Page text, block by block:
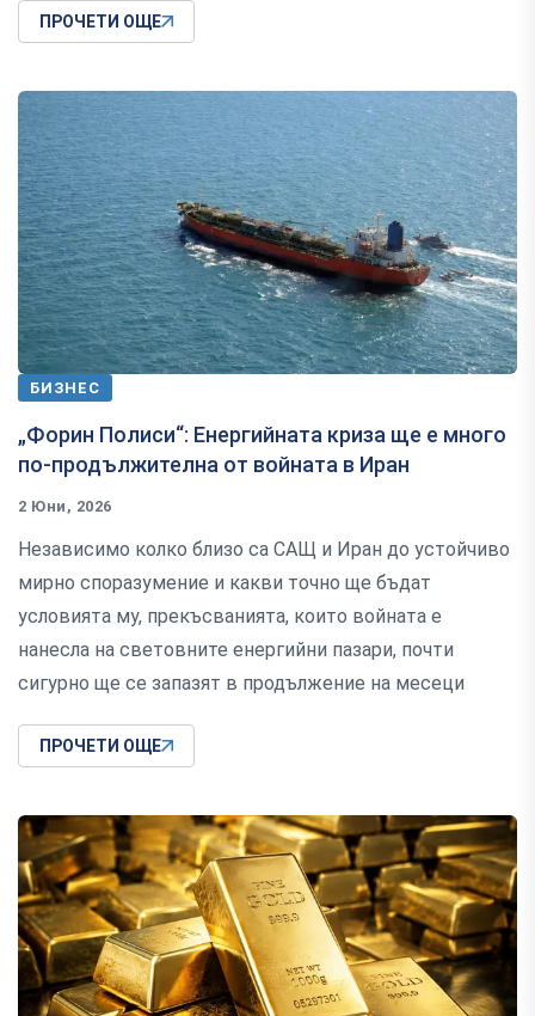
ПРОЧЕТИ ОЩЕ
БИЗНЕС
„Форин Полиси“: Енергийната криза ще е много
по-продължителна от войната в Иран
2 Юни, 2026
Независимо колко близо са САЩ и Иран до устойчиво
мирно споразумение и какви точно ще бъдат
условията му, прекъсванията, които войната е
нанесла на световните енергийни пазари, почти
сигурно ще се запазят в продължение на месеци
ПРОЧЕТИ ОЩЕ